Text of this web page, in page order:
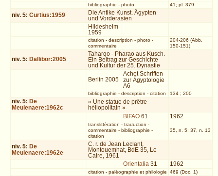
bibliographie - photo 41; pl. 379
niv. 5:Curtius:1959
Die Antike Kunst. Ägypten
und Vorderasien
Hildesheim
1959
citation - description - photo-
commentaire
204-206 (Abb.
150-151)
niv. 5: Dallibor:2005
Taharqo - Pharao aus Kusch.
Ein Beitrag zur Geschichte
und Kultur der 25. Dynastie
Berlin 2005
Achet Schriften
zur Ägyptologie
A6
bibliographie - description - citation 134 ; 200
niv. 5: De
Meulenaere:1962c
« Une statue de prêtre
héliopolitain »
BIFAO 61 1962
translittération - traduction -
commentaire - bibliographie -
citation
35, n. 5; 37, n. 13
niv. 5: De
Meulenaere:1962e
C. r. de Jean Leclant,
Montouemhat, BdE 35, Le
Caire, 1961
Orientalia 31 1962
citation - paléographie et philologie 469 (Doc. 1)